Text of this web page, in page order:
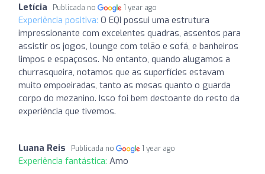
Letícia Publicada no 1 year ago
Experiência positiva: O EQI possui uma estrutura
impressionante com excelentes quadras, assentos para
assistir os jogos, lounge com telão e sofá, e banheiros
limpos e espaçosos. No entanto, quando alugamos a
churrasqueira, notamos que as superfícies estavam
muito empoeiradas, tanto as mesas quanto o guarda
corpo do mezanino. Isso foi bem destoante do resto da
experiência que tivemos.
Luana Reis Publicada no 1 year ago
Experiência fantástica: Amo